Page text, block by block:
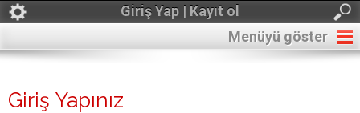
Giriş Yap | Kayıt ol
Menüyü göster
Giriş Yapınız